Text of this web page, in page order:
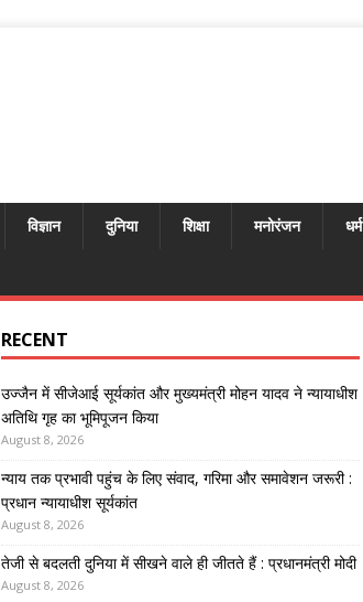
विज्ञान दुनिया शिक्षा मनोरंजन धर्म
RECENT
उज्जैन में सीजेआई सूर्यकांत और मुख्यमंत्री मोहन यादव ने न्यायाधीश
अतिथि गृह का भूमिपूजन किया
August 8, 2026
न्याय तक प्रभावी पहुंच के लिए संवाद, गरिमा और समावेशन जरूरी :
प्रधान न्यायाधीश सूर्यकांत
August 8, 2026
तेजी से बदलती दुनिया में सीखने वाले ही जीतते हैं : प्रधानमंत्री मोदी
August 8, 2026